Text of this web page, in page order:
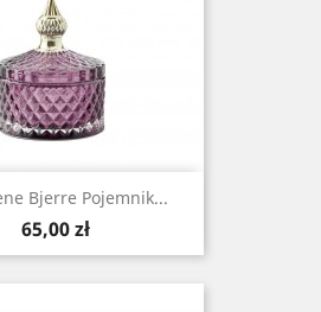
Bjerre Pojemnik...
Cena
65,00 zł